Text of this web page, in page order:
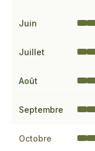
Juin
Juillet
Août
Septembre
Octobre